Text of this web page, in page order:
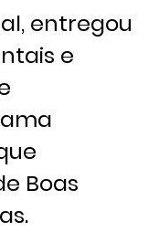
entregou
e
Boas